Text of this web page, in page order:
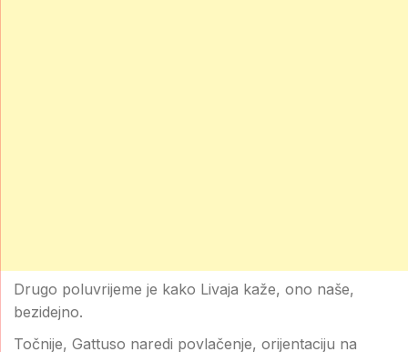
Drugo poluvrijeme je kako Livaja kaže, ono naše,
bezidejno.
Točnije, Gattuso naredi povlačenje, orijentaciju na